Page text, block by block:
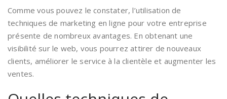
Comme vous pouvez le constater, l’utilisation de
techniques de marketing en ligne pour votre entreprise
présente de nombreux avantages. En obtenant une
visibilité sur le web, vous pourrez attirer de nouveaux
clients, améliorer le service à la clientèle et augmenter les
ventes.